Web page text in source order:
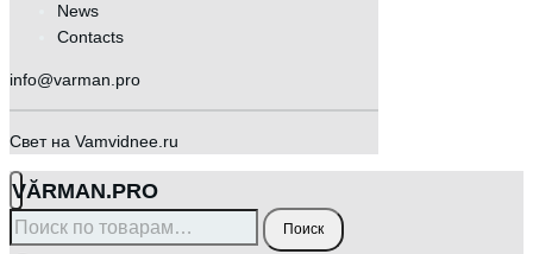
News
Contacts
info@varman.pro
Свет на Vamvidnee.ru
VӐRMAN.PRO
Искать: Поиск